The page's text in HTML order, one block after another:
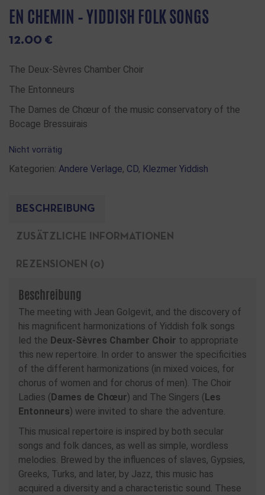
EN CHEMIN – YIDDISH FOLK SONGS
12.00 €
The Deux-Sèvres Chamber Choir
The Entonneurs
The Dames de Chœur of the music conservatory of the
Bocage Bressuirais
Nicht vorrätig
Kategorien: Andere Verlage, CD, Klezmer Yiddish
BESCHREIBUNG
ZUSÄTZLICHE INFORMATIONEN
REZENSIONEN (0)
Beschreibung
The meeting with Jean Golgevit, and the discovery of
his magnificent harmonizations of Yiddish folk songs
led the Deux-Sèvres Chamber Choir to appropriate
this new repertoire. In order to answer the specificities
of the different harmonizations (in mixed voices, for
chorus of women and for chorus of men). The Choir
Ladies ( Dames de Chœur) and The Singers ( Les
Entonneurs) were invited to share the adventure.
This musical repertoire is inspired by both secular
songs and folk dances, as well as simple, wordless
melodies. Brewed by the influences of slaves, Gypsies,
Greeks, Turks, and later, by Jazz, this music has
acquired a diversity and a characteristic sound. These